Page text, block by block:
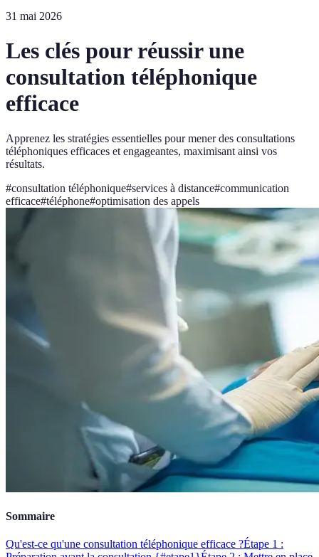
31 mai 2026
Les clés pour réussir une
consultation téléphonique
efficace
Apprenez les stratégies essentielles pour mener des consultations
téléphoniques efficaces et engageantes, maximisant ainsi vos
résultats.
#consultation téléphonique#services à distance#communication
efficace#téléphone#optimisation des appels
Sommaire
Qu'est-ce qu'une consultation téléphonique efficace ?Étape 1 :